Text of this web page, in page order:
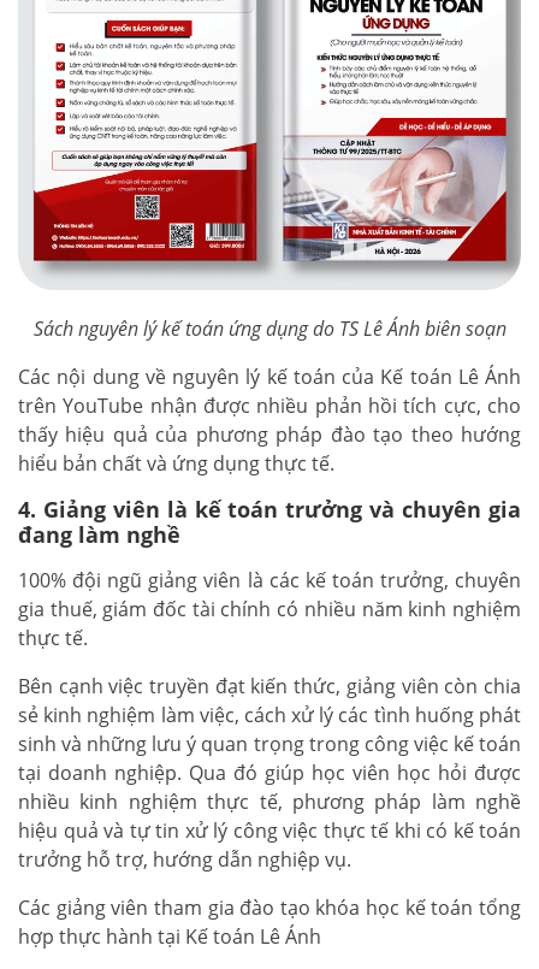
Sách nguyên lý kế toán ứng dụng do TS Lê Ánh biên soạn
Các nội dung về nguyên lý kế toán của Kế toán Lê Ánh
trên YouTube nhận được nhiều phản hồi tích cực, cho
thấy hiệu quả của phương pháp đào tạo theo hướng
hiểu bản chất và ứng dụng thực tế.
4. Giảng viên là kế toán trưởng và chuyên gia
đang làm nghề
100% đội ngũ giảng viên là các kế toán trưởng, chuyên
gia thuế, giám đốc tài chính có nhiều năm kinh nghiệm
thực tế.
Bên cạnh việc truyền đạt kiến thức, giảng viên còn chia
sẻ kinh nghiệm làm việc, cách xử lý các tình huống phát
sinh và những lưu ý quan trọng trong công việc kế toán
tại doanh nghiệp. Qua đó giúp học viên học hỏi được
nhiều kinh nghiệm thực tế, phương pháp làm nghề
hiệu quả và tự tin xử lý công việc thực tế khi có kế toán
trưởng hỗ trợ, hướng dẫn nghiệp vụ.
Các giảng viên tham gia đào tạo khóa học kế toán tổng
hợp thực hành tại Kế toán Lê Ánh